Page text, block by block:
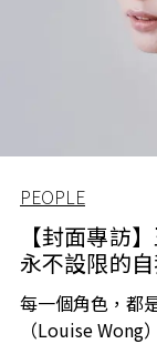
PEOPLE
【封面專訪
永不設限的
每一個角色，都
（Louise Wong